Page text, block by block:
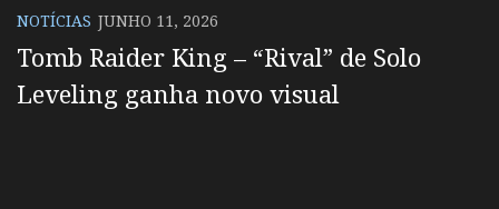
NOTÍCIAS JUNHO 11, 2026
Tomb Raider King – “Rival” de Solo
Leveling ganha novo visual